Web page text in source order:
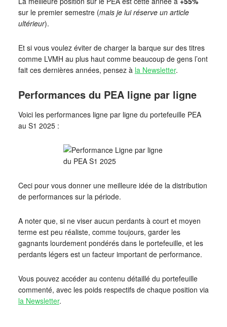
sur le premier semestre (mais je lui réserve un article
ultérieur).
Et si vous voulez éviter de charger la barque sur des titres
comme LVMH au plus haut comme beaucoup de gens l’ont
fait ces dernières années, pensez à la Newsletter.
Performances du PEA ligne par ligne
Voici les performances ligne par ligne du portefeuille PEA
au S1 2025 :
Ceci pour vous donner une meilleure idée de la distribution
de performances sur la période.
A noter que, si ne viser aucun perdants à court et moyen
terme est peu réaliste, comme toujours, garder les
gagnants lourdement pondérés dans le portefeuille, et les
perdants légers est un facteur important de performance.
Vous pouvez accéder au contenu détaillé du portefeuille
commenté, avec les poids respectifs de chaque position via
la Newsletter.